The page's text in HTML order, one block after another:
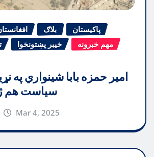
بلاګ
پاکیستان
خیبر پښتونخوا
مهم خبرونه
امیر حمزه بابا شینواري په
سیاست هم
Mar 4, 2025